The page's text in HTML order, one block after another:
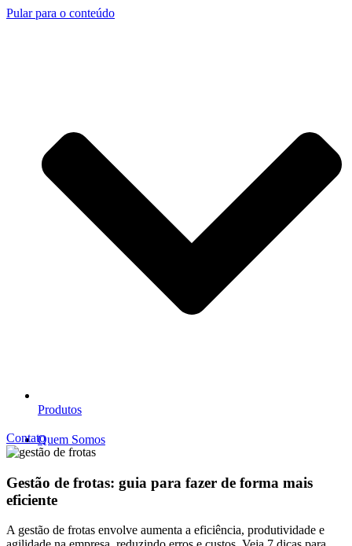
Pular para o conteúdo
Produtos
Quem Somos
Contato
Gestão de frotas: guia para fazer de forma mais
eficiente
A gestão de frotas envolve aumenta a eficiência, produtividade e